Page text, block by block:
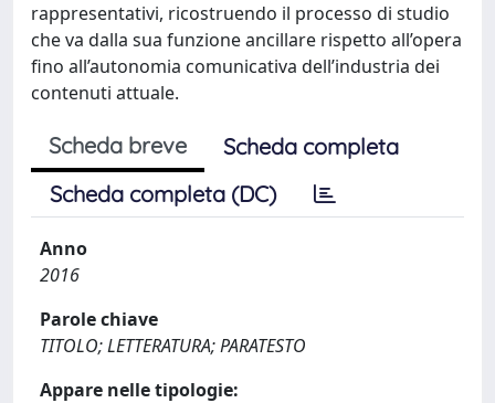
rappresentativi, ricostruendo il processo di studio
che va dalla sua funzione ancillare rispetto all’opera
fino all’autonomia comunicativa dell’industria dei
contenuti attuale.
Scheda breve
Scheda completa
Scheda completa (DC)
Anno
2016
Parole chiave
TITOLO; LETTERATURA; PARATESTO
Appare nelle tipologie: